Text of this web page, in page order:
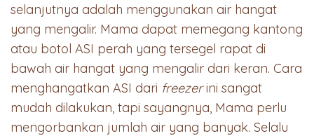
selanjutnya adalah menggunakan air hangat
yang mengalir. Mama dapat memegang kantong
atau botol ASI perah yang tersegel rapat di
bawah air hangat yang mengalir dari keran. Cara
menghangatkan ASI dari freezerini sangat
mudah dilakukan, tapi sayangnya, Mama perlu
mengorbankan jumlah air yang banyak. Selalu